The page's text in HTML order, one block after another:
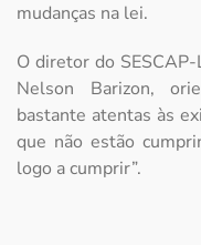
mudanças na lei.
O diretor do
Nelson Barizon,
bastante atentas às
que não estão
logo a cumprir”.